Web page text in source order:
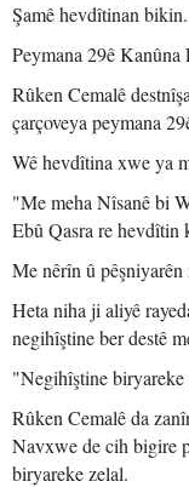
Şamê hevdîtinan bikin.
Peymana 29ê Kanûna
Rûken Cemalê
çarçoveya peymana
Wê hevdîtina xwe ya
"Me meha Nîsanê bi
Ebû Qasra re hevdîtin
Me nêrîn û
Heta niha ji aliyê
negihîştine ber destê
"Negihîştine
Rûken Cemalê da
Navxwe de cih bigire
biryareke zelal.